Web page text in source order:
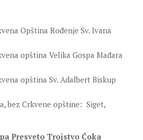
Opština Rođenje Sv. Ivana
opština Velika Gospa Mađara
opština Sv. Adalbert Biskup
bez Crkvene opštine: Siget,
Presveto Trojstvo Čoka